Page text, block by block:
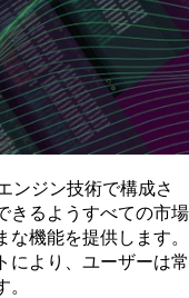
ンジン技術で構成さ
きるようすべての市場
機能を提供します。
により、ユーザーは常